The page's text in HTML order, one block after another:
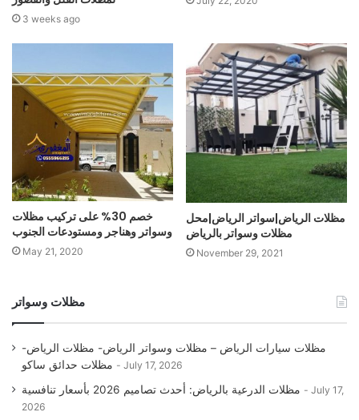
3 weeks ago
خصم 30% على تركيب مظلات
وسواتر وهناجر ومستودعات الجنوب
May 21, 2020
مظلات الرياض|سواتر الرياض|محل
مظلات وسواتر بالرياض
November 29, 2021
مظلات وسواتر
مظلات سيارات الرياض – مظلات وسواتر الرياض- مظلات الرياض-
مظلات حدائق ساكو
July 17, 2026
مظلات الدرعية بالرياض: أحدث تصاميم 2026 بأسعار تنافسية
July 17,
2026